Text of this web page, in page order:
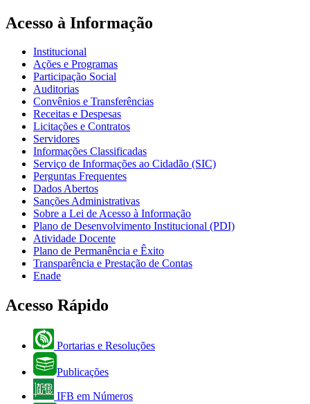
Acesso à Informação
Institucional
Ações e Programas
Participação Social
Auditorias
Convênios e Transferências
Receitas e Despesas
Licitações e Contratos
Servidores
Informações Classificadas
Serviço de Informações ao Cidadão (SIC)
Perguntas Frequentes
Dados Abertos
Sanções Administrativas
Sobre a Lei de Acesso à Informação
Plano de Desenvolvimento Institucional (PDI)
Atividade Docente
Plano de Permanência e Êxito
Transparência e Prestação de Contas
Enade
Acesso Rápido
Portarias e Resoluções
Publicações
IFB em Números